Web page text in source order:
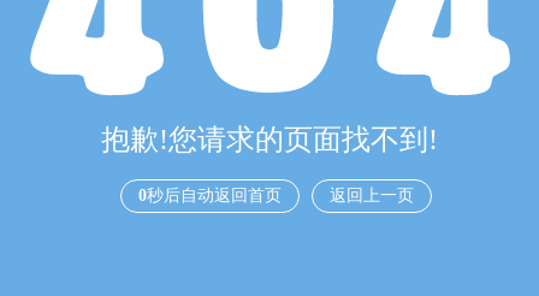
抱歉!您请求的页面找不到!
0秒后自动返回首页 返回上一页